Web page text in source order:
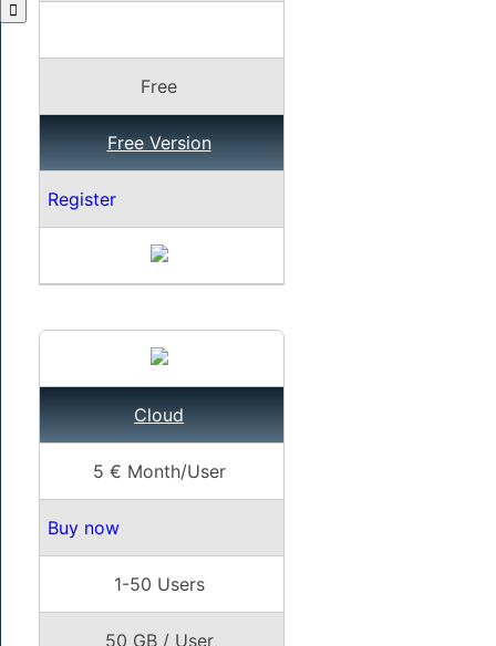
Free
Free Version
Register
Cloud
5 € Month/User
Buy now
1-50 Users
50 GB / User